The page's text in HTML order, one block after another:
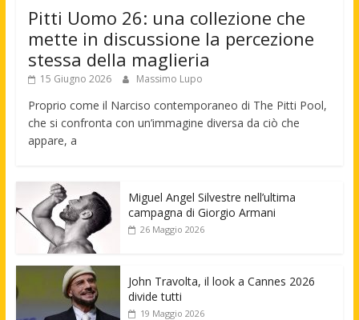
Pitti Uomo 26: una collezione che
mette in discussione la percezione
stessa della maglieria
15 Giugno 2026 Massimo Lupo
Proprio come il Narciso contemporaneo di The Pitti Pool,
che si confronta con un’immagine diversa da ciò che
appare, a
Miguel Angel Silvestre nell’ultima
campagna di Giorgio Armani
26 Maggio 2026
John Travolta, il look a Cannes 2026
divide tutti
19 Maggio 2026